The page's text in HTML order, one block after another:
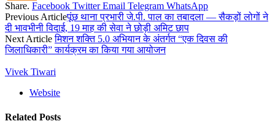
Share. Facebook Twitter Email Telegram WhatsApp
Previous Articleपूंछ थाना प्रभारी जे.पी. पाल का तबादला — सैकड़ों लोगों ने
दी भावभीनी विदाई, 19 माह की सेवा ने छोड़ी अमिट छाप
Next Articleमिशन शक्ति 5.0 अभियान के अंतर्गत “एक दिवस की
जिलाधिकारी” कार्यक्रम का किया गया आयोजन
Vivek Tiwari
Website
Related Posts